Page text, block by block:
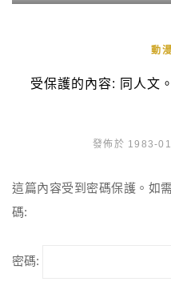
動
受保護的內容: 同人文
發佈於 1983-
這篇內容受到密碼保護。如
碼:
密碼: